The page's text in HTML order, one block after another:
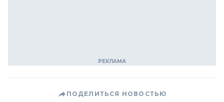
ПОДЕЛИТЬСЯ НОВОСТЬЮ